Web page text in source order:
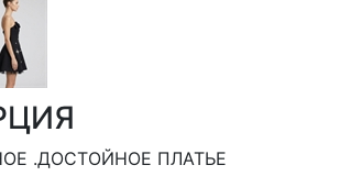
.ДОСТОЙНОЕ ПЛАТЬЕ